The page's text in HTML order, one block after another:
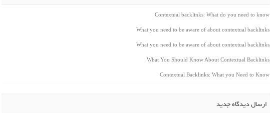
Contextual backlinks: What do you need to know
What you need to be aware of about contextual backlinks
What you need to be aware of about contextual backlinks
What You Should Know About Contextual Backlinks
Contextual Backlinks: What you Need to Know
ارسال دیدگاه جدید